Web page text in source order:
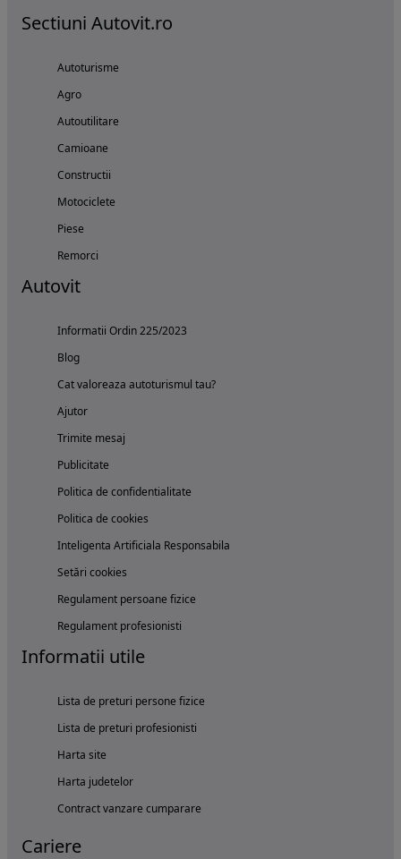
Sectiuni Autovit.ro
Autoturisme
Agro
Autoutilitare
Camioane
Constructii
Motociclete
Piese
Remorci
Autovit
Informatii Ordin 225/2023
Blog
Cat valoreaza autoturismul tau?
Ajutor
Trimite mesaj
Publicitate
Politica de confidentialitate
Politica de cookies
Inteligenta Artificiala Responsabila
Setări cookies
Regulament persoane fizice
Regulament profesionisti
Informatii utile
Lista de preturi persone fizice
Lista de preturi profesionisti
Harta site
Harta judetelor
Contract vanzare cumparare
Cariere